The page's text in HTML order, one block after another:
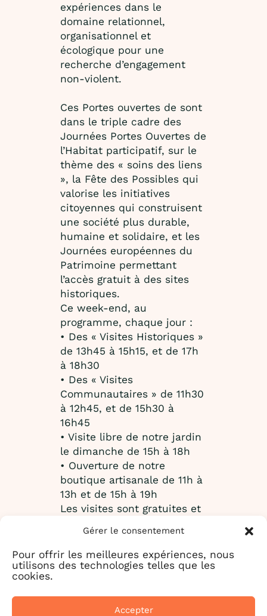
Gérer le consentement
Pour offrir les meilleures expériences, nous
utilisons des technologies telles que les
cookies.
Accepter
expériences dans le
domaine relationnel,
organisationnel et
écologique pour une
recherche d’engagement
non-violent.
Ces Portes ouvertes de sont
dans le triple cadre des
Journées Portes Ouvertes de
l’Habitat participatif, sur le
thème des « soins des liens
», la Fête des Possibles qui
valorise les initiatives
citoyennes qui construisent
une société plus durable,
humaine et solidaire, et les
Journées européennes du
Patrimoine permettant
l’accès gratuit à des sites
historiques.
Ce week-end, au
programme, chaque jour :
• Des « Visites Historiques »
de 13h45 à 15h15, et de 17h
à 18h30
• Des « Visites
Communautaires » de 11h30
à 12h45, et de 15h30 à
16h45
• Visite libre de notre jardin
le dimanche de 15h à 18h
• Ouverture de notre
boutique artisanale de 11h à
13h et de 15h à 19h
Les visites sont gratuites et
partir de 12 ans. Le départ
se fera sur le perron de
l’entrée principale, en face
Saint-Antoine-l’Abbaye.
Le jardin et la boutique